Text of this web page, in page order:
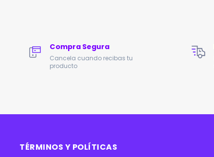
Compra Segura
Cancela cuando recibas tu
producto
TÉRMINOS Y POLÍTICAS